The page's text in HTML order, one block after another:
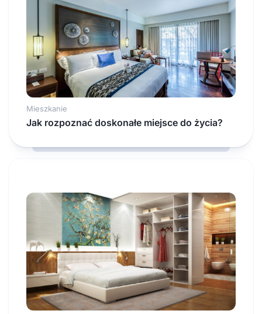
Mieszkanie
Jak rozpoznać doskonałe miejsce do życia?